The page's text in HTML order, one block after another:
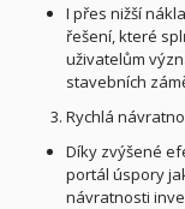
I přes nižší
řešení, které
uživatelům
stavebních
Rychlá
Díky zvýšené
portál úspory
návratnosti